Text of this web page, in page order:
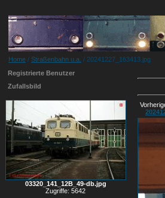
Home / Straßenbahn u.a. / 20241227_163413.jpg
Registrierte Benutzer
Zufallsbild
03320_141_12B_49-db.jpg
Zugriffe: 5642